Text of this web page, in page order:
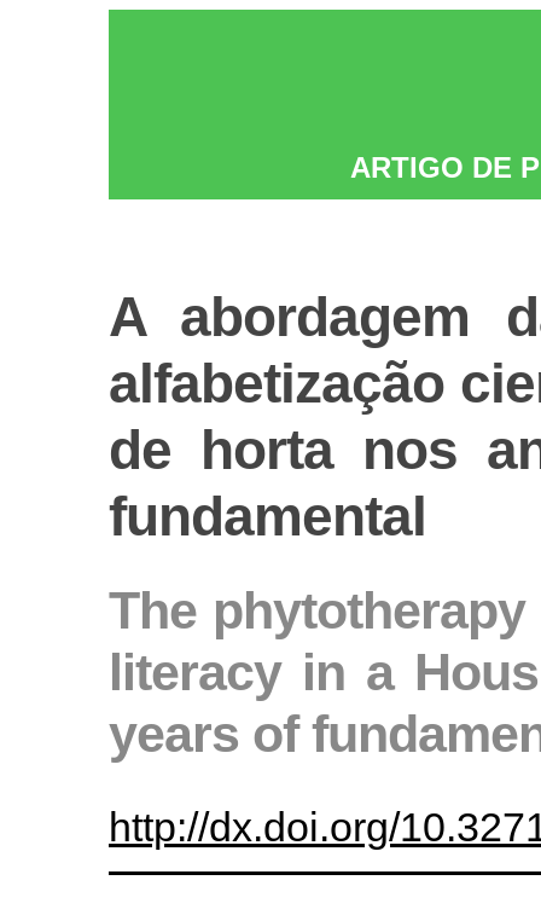
ARTIGO DE
A abordagem
alfabetização
de horta nos
fundamental
The
literacy in a
years of
http://dx.doi.org/